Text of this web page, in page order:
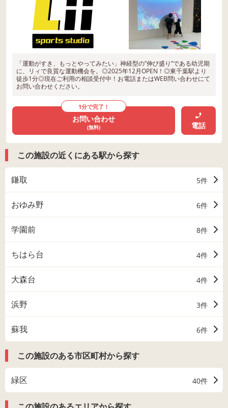
「運動がすき、もっとやってみたい」神経型の”伸び盛り”である幼児期
に、リィで良質な運動機会を。◎2025年12月OPEN！◎東千葉駅より
徒歩1分◎現在ご利用の相談受付中！お電話またはWEB問い合わせにて
お問い合わせください。
1分で完了！
お問い合わせ
(無料) 電話
この施設の近くにある駅から探す
鎌取 5件
おゆみ野 6件
学園前 8件
ちはら台 4件
大森台 4件
浜野 3件
蘇我 6件
この施設のある市区町村から探す
緑区 40件